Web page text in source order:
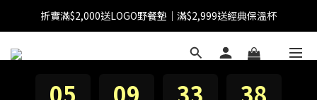
【FINAL SALE】指定商品低至38折
折實滿$2,000送LOGO野餐墊｜滿$2,999送經典保溫杯
【FINAL SALE】全單免運費